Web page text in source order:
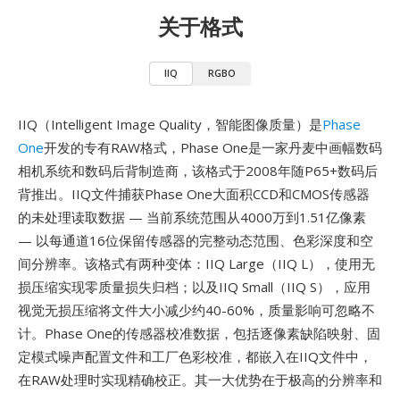
关于格式
IIQ RGBO
IIQ（Intelligent Image Quality，智能图像质量）是Phase
One开发的专有RAW格式，Phase One是一家丹麦中画幅数码
相机系统和数码后背制造商，该格式于2008年随P65+数码后
背推出。IIQ文件捕获Phase One大面积CCD和CMOS传感器
的未处理读取数据 — 当前系统范围从4000万到1.51亿像素
— 以每通道16位保留传感器的完整动态范围、色彩深度和空
间分辨率。该格式有两种变体：IIQ Large（IIQ L），使用无
损压缩实现零质量损失归档；以及IIQ Small（IIQ S），应用
视觉无损压缩将文件大小减少约40-60%，质量影响可忽略不
计。Phase One的传感器校准数据，包括逐像素缺陷映射、固
定模式噪声配置文件和工厂色彩校准，都嵌入在IIQ文件中，
在RAW处理时实现精确校正。其一大优势在于极高的分辨率和